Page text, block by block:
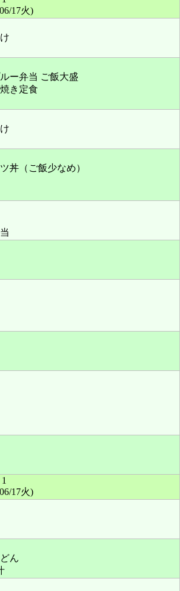
17火)
ー弁当 ご飯大盛
き定食
丼（ご飯少なめ）
1
17火)
ん